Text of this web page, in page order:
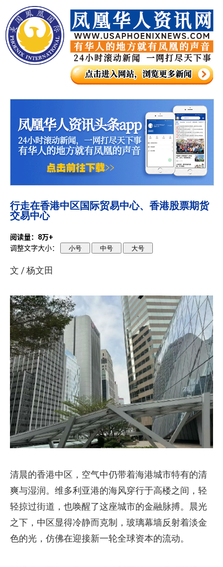
行走在香港中区国际贸易中心、香港股票期货
交易中心
阅读量：8万+
调整文字大小：
小号 中号 大号
文 / 杨文田
清晨的香港中区，空气中仍带着海港城市特有的清
爽与湿润。维多利亚港的海风穿行于高楼之间，轻
轻掠过街道，也唤醒了这座城市的金融脉搏。晨光
之下，中区显得冷静而克制，玻璃幕墙反射着淡金
色的光，仿佛在迎接新一轮全球资本的流动。